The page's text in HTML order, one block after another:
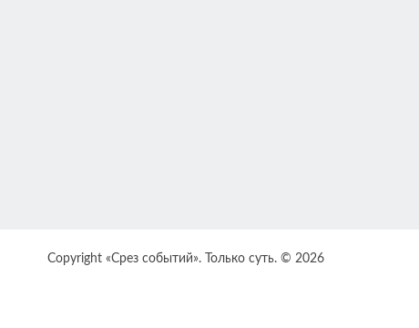
Copyright «Срез событий». Только суть. © 2026